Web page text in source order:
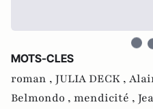
MOTS-CLES
roman , JULIA DECK ,
Belmondo , mendicité ,